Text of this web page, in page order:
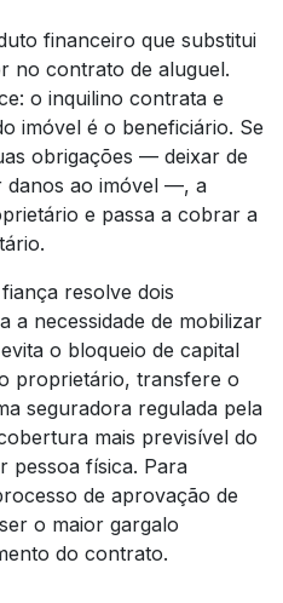
financeiro que substitui
no contrato de aluguel.
o inquilino contrata e
imóvel é o beneficiário. Se
obrigações — deixar de
danos ao imóvel —, a
e passa a cobrar a
resolve dois
a necessidade de mobilizar
o bloqueio de capital
proprietário, transfere o
seguradora regulada pela
mais previsível do
pessoa física. Para
de aprovação de
o maior gargalo
do contrato.